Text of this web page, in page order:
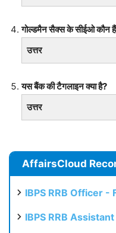
गोल्डमैन सैक्स के सीईओ कौन
उत्तर
यस बैंक की टैगलाइन क्या है?
उत्तर
AffairsCloud
IBPS RRB Officer -
IBPS RRB